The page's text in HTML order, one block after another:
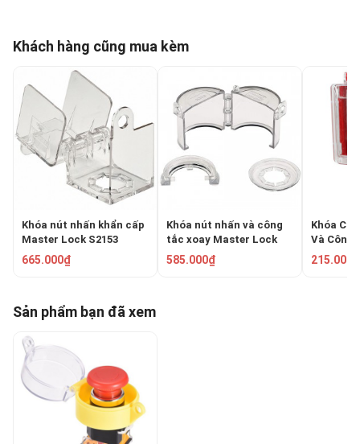
Khách hàng cũng mua kèm
Khóa nút nhấn khẩn cấp
Master Lock S2153
665.000₫
Khóa nút nhấn và công
tắc xoay Master Lock
S2151
585.000₫
Khóa
Và Công
215.000₫
Sản phẩm bạn đã xem